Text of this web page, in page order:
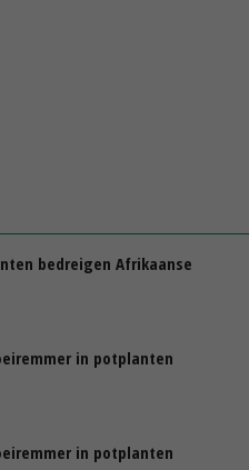
bedreigen Afrikaanse
in potplanten
in potplanten